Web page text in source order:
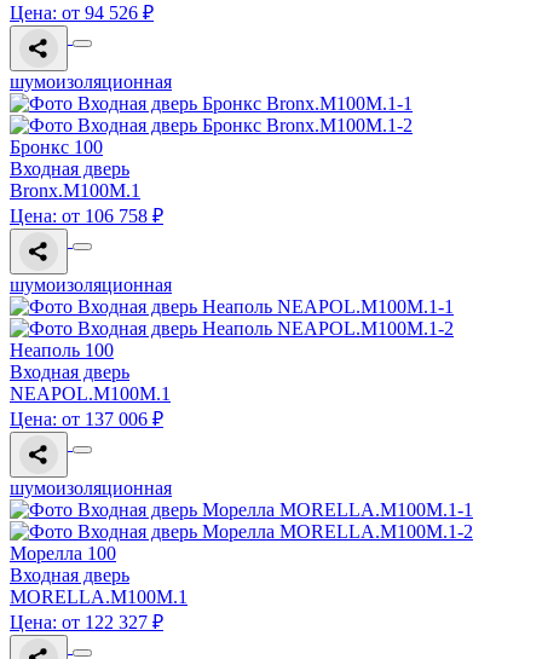
Цена: от 94 526 ₽
шумоизоляционная
Бронкс 100
Входная дверь
Bronx.M100M.1
Цена: от 106 758 ₽
шумоизоляционная
Неаполь 100
Входная дверь
NEAPOL.M100M.1
Цена: от 137 006 ₽
шумоизоляционная
Морелла 100
Входная дверь
MORELLA.M100M.1
Цена: от 122 327 ₽